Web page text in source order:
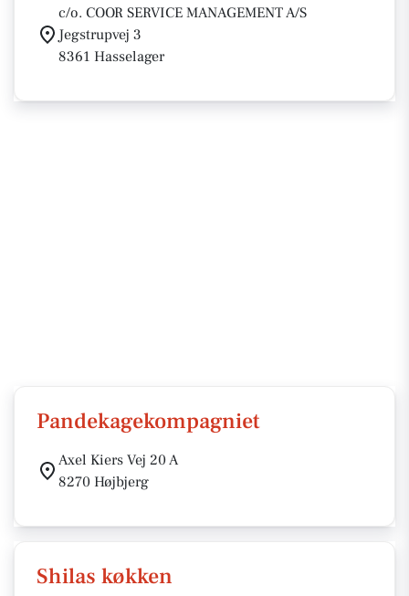
c/o. COOR SERVICE MANAGEMENT A/S
Jegstrupvej 3
8361 Hasselager
Pandekagekompagniet
Axel Kiers Vej 20 A
8270 Højbjerg
Shilas køkken